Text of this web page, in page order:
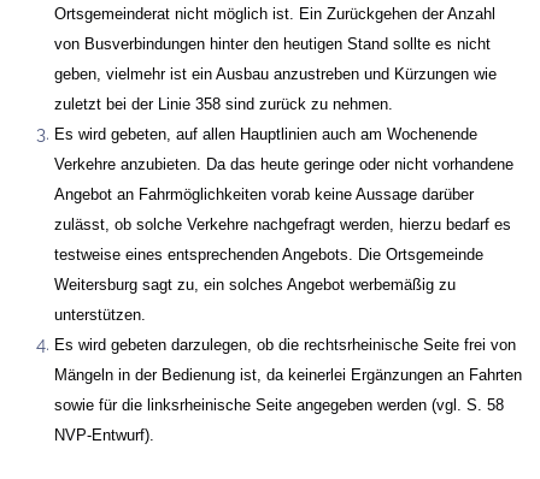
Ortsgemeinderat nicht möglich ist. Ein Zurückgehen der Anzahl
von Busverbindungen hinter den heutigen Stand sollte es nicht
geben, vielmehr ist ein Ausbau anzustreben und Kürzungen wie
zuletzt bei der Linie 358 sind zurück zu nehmen.
Es wird gebeten, auf allen Hauptlinien auch am Wochenende
Verkehre anzubieten. Da das heute geringe oder nicht vorhandene
Angebot an Fahrmöglichkeiten vorab keine Aussage darüber
zulässt, ob solche Verkehre nachgefragt werden, hierzu bedarf es
testweise eines entsprechenden Angebots. Die Ortsgemeinde
Weitersburg sagt zu, ein solches Angebot werbemäßig zu
unterstützen.
Es wird gebeten darzulegen, ob die rechtsrheinische Seite frei von
Mängeln in der Bedienung ist, da keinerlei Ergänzungen an Fahrten
sowie für die linksrheinische Seite angegeben werden (vgl. S. 58
NVP-Entwurf).